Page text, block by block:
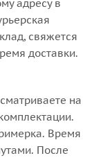
адресу в
свяжется
доставки.
на
Время
После